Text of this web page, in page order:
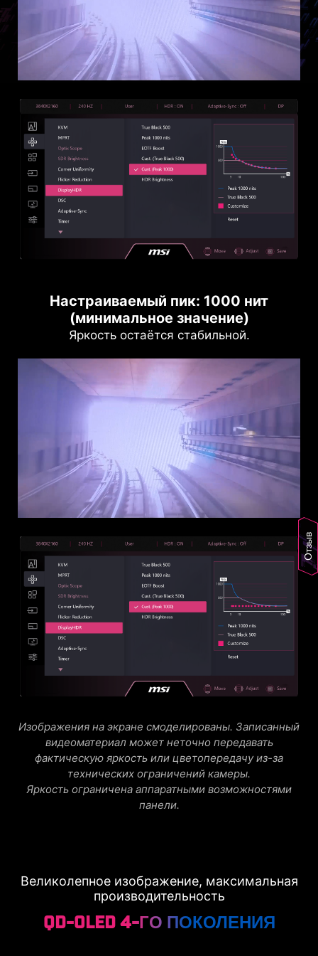
Настраиваемый пик: 1000 нит
(минимальное значение)
Яркость остаётся стабильной.
Изображения на экране смоделированы. Записанный
видеоматериал может неточно передавать
фактическую яркость или цветопередачу из-за
технических ограничений камеры.
Яркость ограничена аппаратными возможностями
панели.
Великолепное изображение, максимальная
производительность
QD-OLED 4-ГО ПОКОЛЕНИЯ
Отзыв